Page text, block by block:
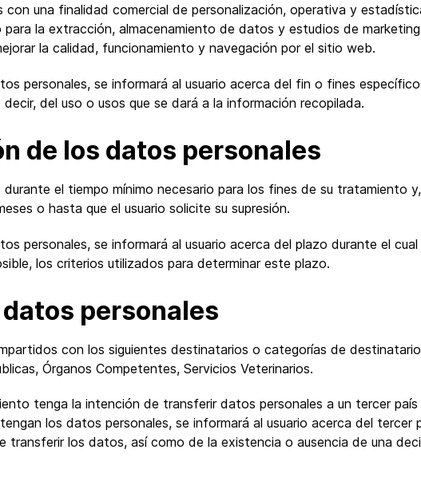
una finalidad comercial de personalización, operativa y
la extracción, almacenamiento de datos y estudios de
la calidad, funcionamiento y navegación por el sitio web.
personales, se informará al usuario acerca del fin o fines
del uso o usos que se dará a la información recopilada.
de los datos personales
el tiempo mínimo necesario para los fines de su tratamiento
o hasta que el usuario solicite su supresión.
personales, se informará al usuario acerca del plazo durante el
los criterios utilizados para determinar este plazo.
personales
con los siguientes destinatarios o categorías de
Órganos Competentes, Servicios Veterinarios.
tenga la intención de transferir datos personales a un tercer país
los datos personales, se informará al usuario acerca del tercer
transferir los datos, así como de la existencia o ausencia de una